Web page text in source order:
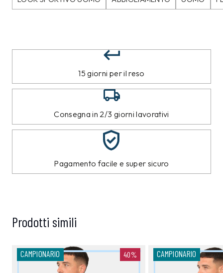
15 giorni per il reso
Consegna in 2/3 giorni lavorativi
Pagamento facile e super sicuro
Prodotti simili
CAMPIONARIO 40% CAMPIONARIO